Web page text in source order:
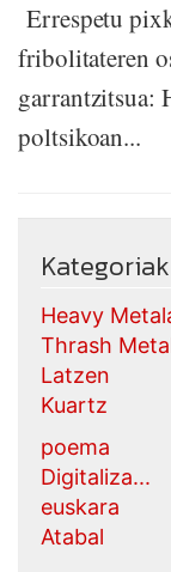
Errespetu
fribolitateren
garrantzitsua:
poltsikoan...
Kategoriak
Heavy
Thrash
Latzen
Kuartz
poema
Digitaliza...
euskara
Atabal